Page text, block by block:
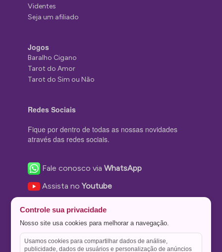
Videntes
Seja um afiliado
Jogos
Baralho Cigano
Tarot do Amor
Tarot do Sim ou Não
Redes Sociais
Fique por dentro de todas as nossas novidades
através das redes sociais.
Fale conosco viaWhatsApp
Assista noYoutube
Nos siga no Instagram
Nos siga noTwitter
Controle sua privacidade
Nosso site usa cookies para melhorar a navegação.
Usamos cookies para compartilhar dados de análise,
publicidade, dados de usuários e personalização de anúncios